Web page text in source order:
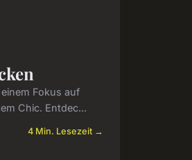
Fokus auf
Chic. Entdec...
4 Min. Lesezeit →